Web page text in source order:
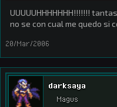
UUUUUHHHHHHH!!!!!!!
no se con cual me quedo si
20/Mar/2006
darksaya
Magus